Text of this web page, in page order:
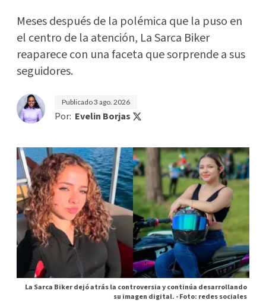
Meses después de la polémica que la puso en
el centro de la atención, La Sarca Biker
reaparece con una faceta que sorprende a sus
seguidores.
Publicado3 ago. 2026
Por: Evelin Borjas
La Sarca Biker dejó atrás la controversia y continúa desarrollando
su imagen digital. -Foto: redes sociales